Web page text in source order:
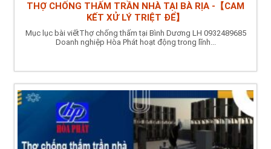
THỢ CHỐNG THẤM TRẦN NHÀ TẠI BÀ RỊA -【CAM
KẾT XỬ LÝ TRIỆT ĐỂ】
Mục lục bài viếtThợ chống thấm tại Bình Dương LH 0932489685
Doanh nghiệp Hòa Phát hoạt động trong lĩnh...